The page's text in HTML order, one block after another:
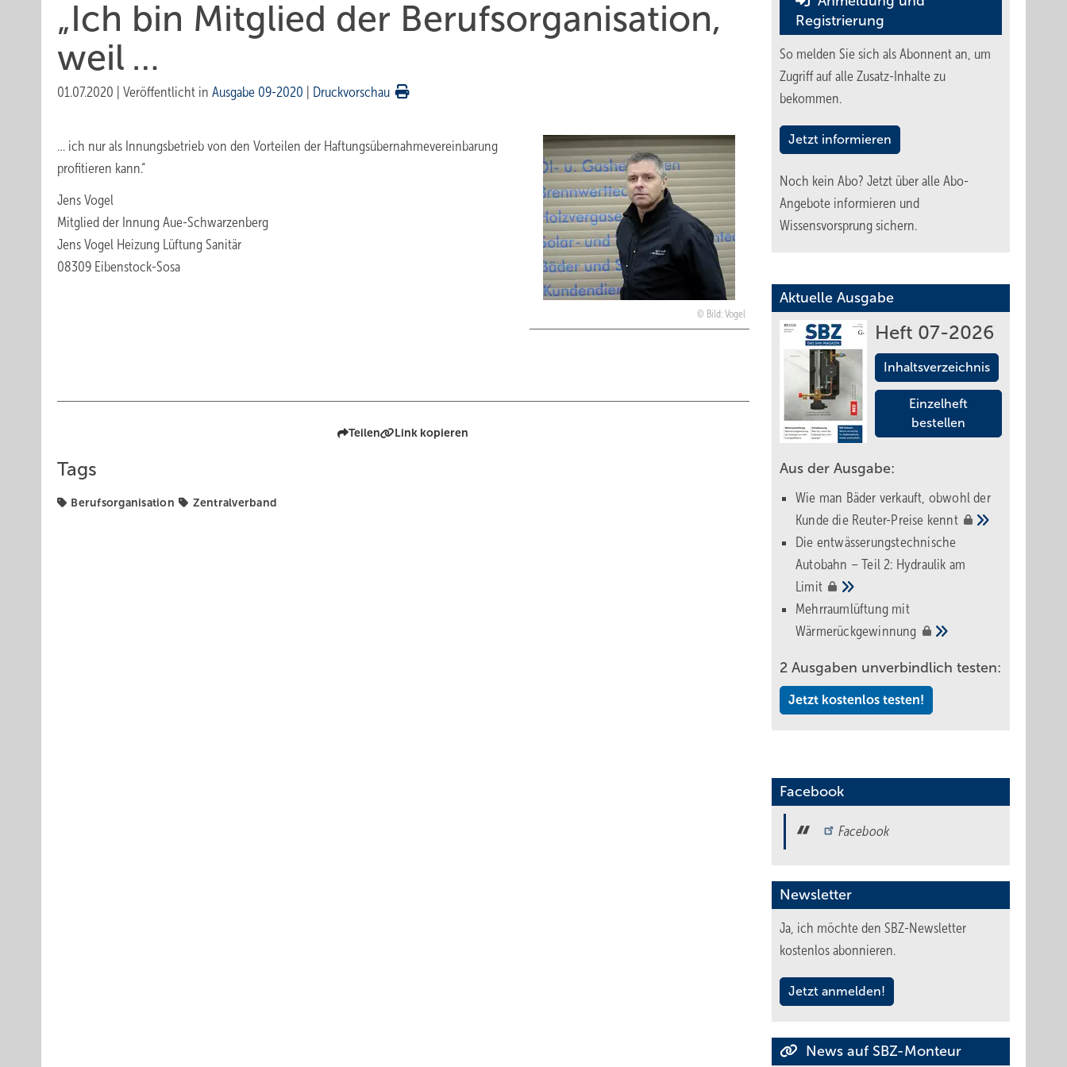
„Ich bin Mitglied der Berufsorganisation,
weil …
01.07.2020 Veröffentlicht in Ausgabe 09-2020 Druckvorschau
Bild: Vogel
… ich nur als Innungsbetrieb von den Vorteilen der Haftungsübernahme­vereinbarung
profitieren kann.“
Jens Vogel
Mitglied der Innung Aue-Schwarzenberg
Jens Vogel Heizung Lüftung Sanitär
08309 Eibenstock-Sosa
Teilen Link kopieren
Tags
Berufsorganisation Zentralverband
Registrierung
So melden Sie sich als Abonnent an, um
Zugriff auf alle Zusatz-Inhalte zu
bekommen.
Jetzt informieren
Noch kein Abo? Jetzt über alle Abo-
Angebote informieren und
Wissensvorsprung sichern.
Aktuelle Ausgabe
Heft 07-2026
Inhaltsverzeichnis
Einzelheft
bestellen
Aus der Ausgabe:
Wie man Bäder verkauft, obwohl der
Kunde die Reuter-Preise kennt
Die entwässerungstechnische
Autobahn – Teil 2: Hydraulik am
Limit
Mehrraumlüftung mit
Wärmerückgewinnung
2 Ausgaben unverbindlich testen:
Jetzt kostenlos testen!
Facebook
Facebook
Newsletter
Ja, ich möchte den SBZ-Newsletter
kostenlos abonnieren.
Jetzt anmelden!
News auf SBZ-Monteur